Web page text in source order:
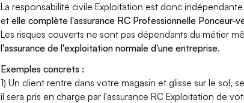
La responsabilité civile Exploitation est donc
etelle complète l'assurance RC Professionnelle Ponceur-
Les risques couverts ne sont pas dépendants du métier
l'assurance de l'exploitation normale d'une entreprise.
Exemples concrets :
1) Un client rentre dans votre magasin et glisse sur le
il sera pris en charge par l'assurance RC Exploitation de